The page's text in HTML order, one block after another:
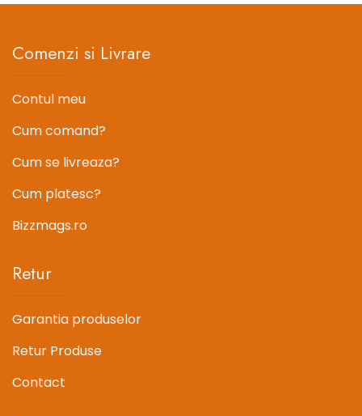
Comenzi si Livrare
Contul meu
Cum comand?
Cum se livreaza?
Cum platesc?
Bizzmags.ro
Retur
Garantia produselor
Retur Produse
Contact